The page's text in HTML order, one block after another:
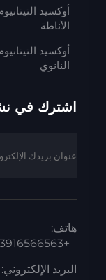
أوكسيد
الأناطة
أوكسيد
النانوي
اشترك في
هاتف:
+86-13916566563
البريد الإلكتروني: